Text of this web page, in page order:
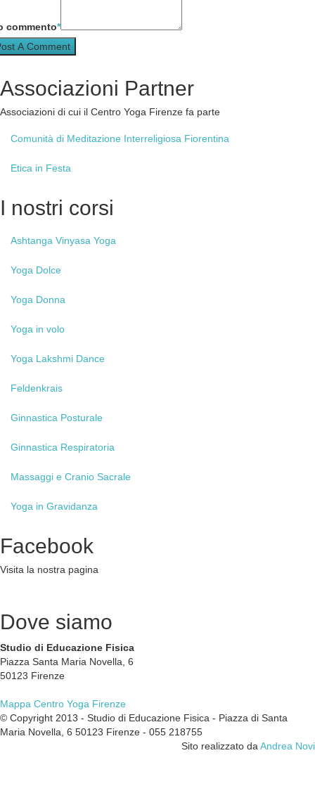
commento*
Associazioni Partner
Associazioni di cui il Centro Yoga Firenze fa parte
Comunità di Meditazione Interreligiosa Fiorentina
Etica in Festa
I nostri corsi
Ashtanga Vinyasa Yoga
Yoga Dolce
Yoga Donna
Yoga in volo
Yoga Lakshmi Dance
Feldenkrais
Ginnastica Posturale
Ginnastica Respiratoria
Massaggi e Cranio Sacrale
Yoga in Gravidanza
Facebook
Visita la nostra pagina
Dove siamo
Studio di Educazione Fisica
Piazza Santa Maria Novella, 6
50123 Firenze
Mappa Centro Yoga Firenze
© Copyright 2013 - Studio di Educazione Fisica - Piazza di Santa
Maria Novella, 6 50123 Firenze - 055 218755
Sito realizzato da Andrea Novi